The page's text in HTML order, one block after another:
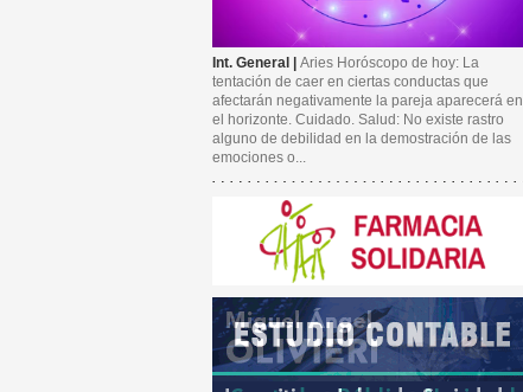
Int. General | Aries Horóscopo de hoy: La
tentación de caer en ciertas conductas que
afectarán negativamente la pareja aparecerá en
el horizonte. Cuidado. Salud: No existe rastro
alguno de debilidad en la demostración de las
emociones o...